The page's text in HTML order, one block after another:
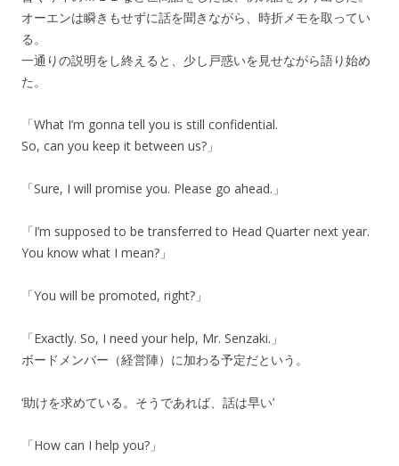
オーエンは瞬きもせずに話を聞きながら、時折メモを取ってい
る。
一通りの説明をし終えると、少し戸惑いを見せながら語り始め
た。
「What I’m gonna tell you is still confidential.
So, can you keep it between us?」
「Sure, I will promise you. Please go ahead.」
「I’m supposed to be transferred to Head Quarter next year.
You know what I mean?」
「You will be promoted, right?」
「Exactly. So, I need your help, Mr. Senzaki.」
ボードメンバー（経営陣）に加わる予定だという。
‘助けを求めている。そうであれば、話は早い’
「How can I help you?」